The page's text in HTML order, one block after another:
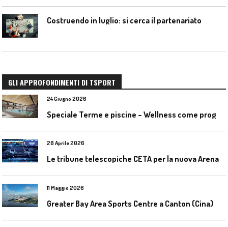
Costruendo in luglio: si cerca il partenariato
GLI APPROFONDIMENTI DI TSPORT
24 Giugno 2026
28 Aprile 2026
11 Maggio 2026
Greater Bay Area Sports Centre a Canton (Cina)